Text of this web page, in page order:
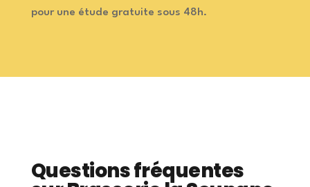
pour une étude gratuite sous 48h.
Questions fréquentes